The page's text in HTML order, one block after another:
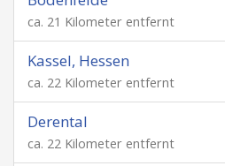
ca. 21 Kilometer entfernt
Kassel, Hessen
ca. 22 Kilometer entfernt
Derental
ca. 22 Kilometer entfernt